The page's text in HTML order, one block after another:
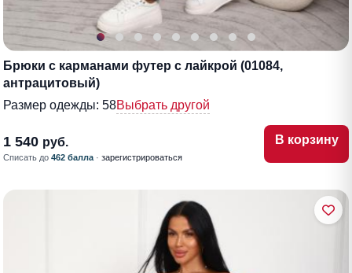
Брюки с карманами футер с лайкрой (01084,
антрацитовый)
Размер одежды: 58Выбрать другой
1 540 руб.
Списать до 462 балла · зарегистрироваться
В корзину